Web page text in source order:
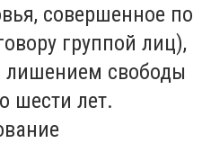
совершенное по
группой лиц),
свободы
шести лет.